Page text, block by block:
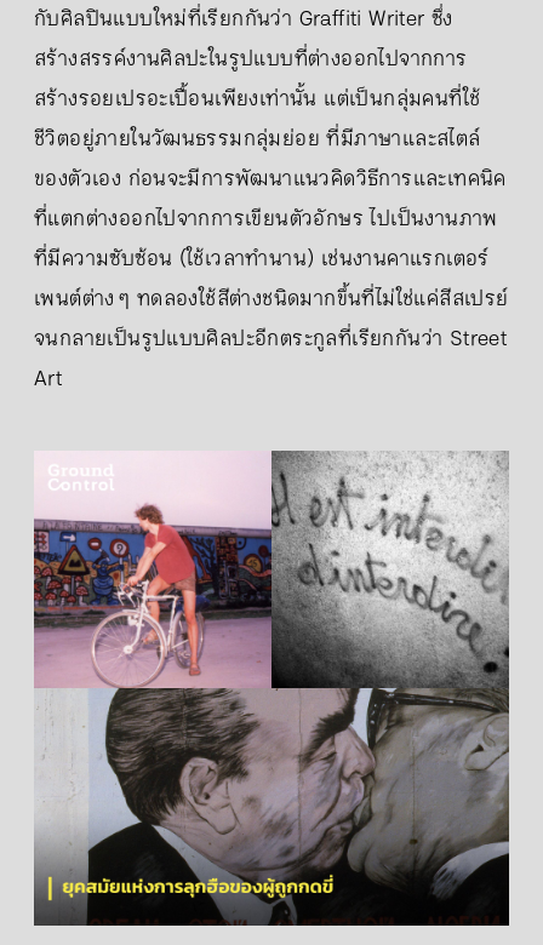
กับศิลปินแบบใหม่ที่เรียกกันว่า Graffiti Writer ซึ่ง
สร้างสรรค์งานศิลปะในรูปแบบที่ต่างออกไปจากการ
สร้างรอยเปรอะเปื้อนเพียงเท่านั้น แต่เป็นกลุ่มคนที่ใช้
ชีวิตอยู่ภายในวัฒนธรรมกลุ่มย่อย ที่มีภาษาและสไตล์
ของตัวเอง ก่อนจะมีการพัฒนาแนวคิดวิธีการและเทคนิค
ที่แตกต่างออกไปจากการเขียนตัวอักษร ไปเป็นงานภาพ
ที่มีความซับซ้อน (ใช้เวลาทำนาน) เช่นงานคาแรกเตอร์
เพนต์ต่าง ๆ ทดลองใช้สีต่างชนิดมากขึ้นที่ไม่ใช่แค่สีสเปรย์
จนกลายเป็นรูปแบบศิลปะอีกตระกูลที่เรียกกันว่า Street
Art